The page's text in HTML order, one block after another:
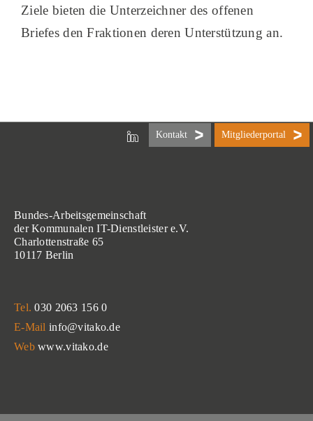
Ziele bieten die Unterzeichner des offenen
Briefes den Fraktionen deren Unterstützung an.
Kontakt Mitgliederportal
Bundes-Arbeitsgemeinschaft
der Kommunalen IT-Dienstleister e.V.
Charlottenstraße 65
10117 Berlin
Tel.030 2063 156 0
E-Mail info@vitako.de
Webwww.vitako.de